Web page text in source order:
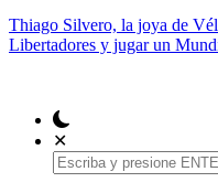
Thiago Silvero, la joya de
Libertadores y jugar un
✕